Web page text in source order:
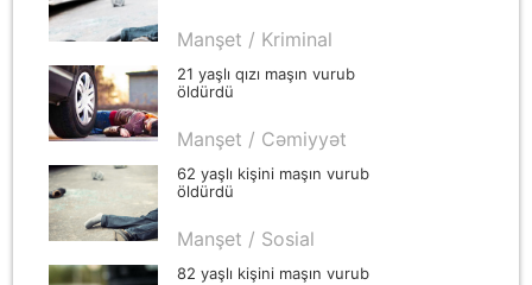
Manşet / Kriminal
21 yaşlı qızı maşın vurub
öldürdü
Manşet / Cəmiyyət
62 yaşlı kişini maşın vurub
öldürdü
Manşet / Sosial
82 yaşlı kişini maşın vurub